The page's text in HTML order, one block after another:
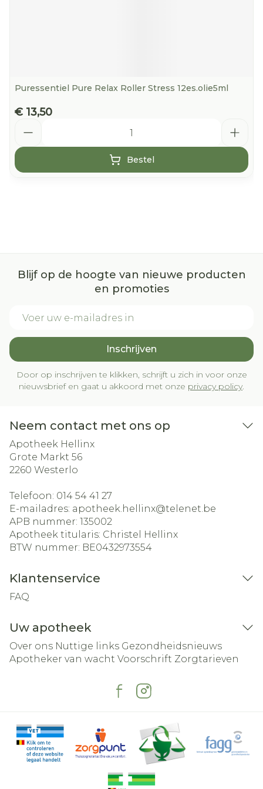
Puressentiel Pure Relax Roller Stress 12es.olie5ml
€ 13,50
Bestel
Blijf op de hoogte van nieuwe producten
en promoties
Inschrijven
Door op inschrijven te klikken, schrijft u zich in voor onze
nieuwsbrief en gaat u akkoord met onze privacy policy.
Neem contact met ons op
Apotheek Hellinx
Grote Markt 56
2260 Westerlo
Telefoon: 014 54 41 27
E-mailadres: apotheek.hellinx@telenet.be
APB nummer: 135002
Apotheek titularis: Christel Hellinx
BTW nummer: BE0432973554
Klantenservice
FAQ
Uw apotheek
Over ons Nuttige links Gezondheidsnieuws
Apotheker van wacht Voorschrift Zorgtarieven